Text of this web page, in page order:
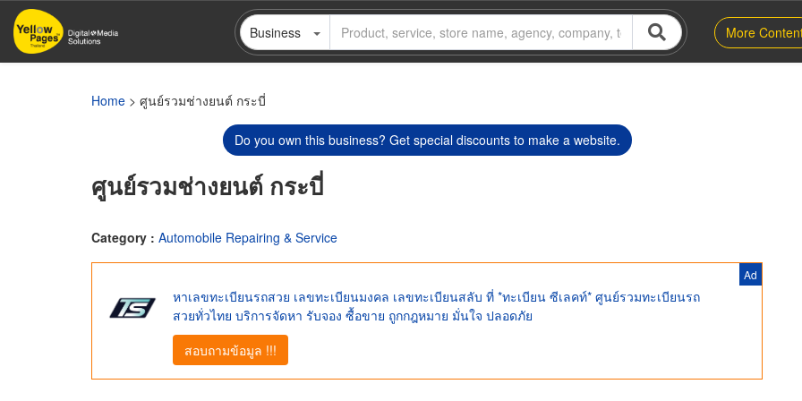
Skip
main
Business More
Home > ศูนย์รวมช่างยนต์ กระบี่
Do you own this business? Get special discounts to make a website.
ศูนย์รวมช่างยนต์ กระบี่
Category : Automobile Repairing & Service
Ad
หาเลขทะเบียนรถสวย เลขทะเบียนมงคล เลขทะเบียนสลับ ที่ *ทะเบียน ซีเลคท์* ศูนย์รวมทะเบียนรถ
สวยทั่วไทย บริการจัดหา รับจอง ซื้อขาย ถูกกฎหมาย มั่นใจ ปลอดภัย
สอบถามข้อมูล !!!